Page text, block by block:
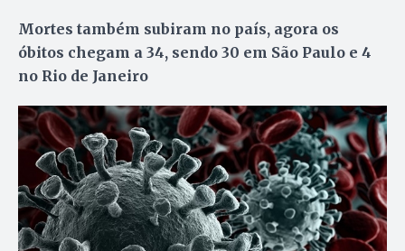
Mortes também subiram no país, agora os
óbitos chegam a 34, sendo 30 em São Paulo e 4
no Rio de Janeiro